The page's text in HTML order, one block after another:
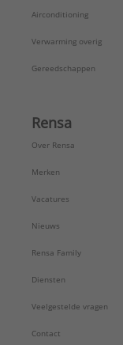
Airconditioning
Verwarming overig
Gereedschappen
Rensa
Over Rensa
Merken
Vacatures
Nieuws
Rensa Family
Diensten
Veelgestelde vragen
Contact